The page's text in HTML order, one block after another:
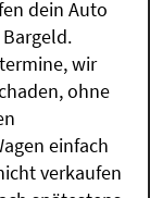
dein Auto
wir
ohne
einfach
verkaufen